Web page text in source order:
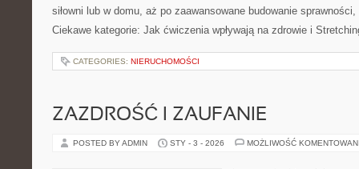
siłowni lub w domu, aż po zaawansowane budowanie
Ciekawe kategorie: Jak ćwiczenia wpływają na zdrowie i
CATEGORIES: NIERUCHOMOŚCI
ZAZDROŚĆ I ZAUFANIE
POSTED BY ADMIN STY - 3 - 2026 MOŻLIWOŚĆ